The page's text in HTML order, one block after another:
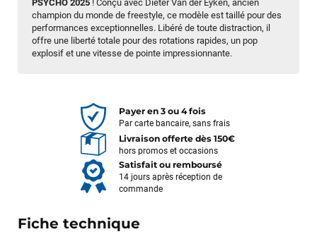
PSYCHO 2025 ! Conçu avec Dieter Van der Eyken, ancien
champion du monde de freestyle, ce modèle est taillé pour des
performances exceptionnelles. Libéré de toute distraction, il
offre une liberté totale pour des rotations rapides, un pop
explosif et une vitesse de pointe impressionnante.
Payer en 3 ou 4 fois
Par carte bancaire, sans frais
Livraison offerte dès 150€
hors promos et occasions
Satisfait ou remboursé
14 jours après réception de
commande
Fiche technique